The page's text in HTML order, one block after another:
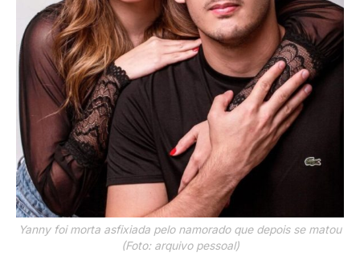
Yanny foi morta asfixiada pelo namorado que depois se matou
(Foto: arquivo pessoal)